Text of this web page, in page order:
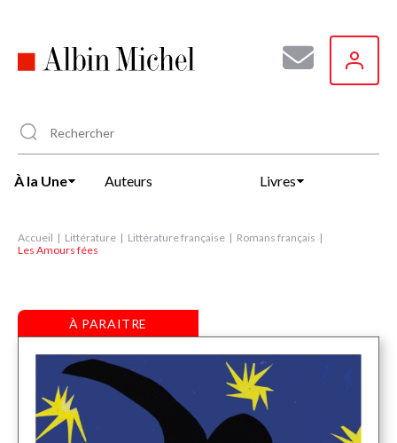
principal
À la Une Auteurs Livres
Accueil Littérature Littérature française
Romans français
Les Amours fées
À PARAITRE